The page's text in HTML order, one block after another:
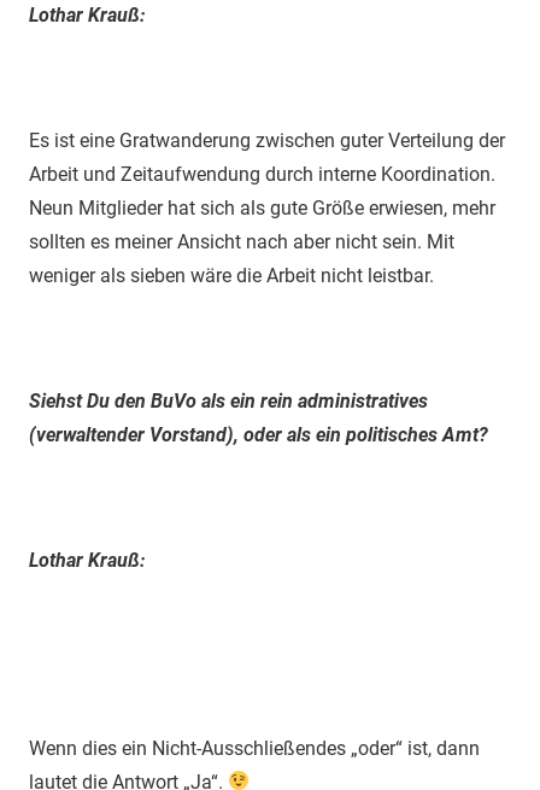
Lothar Krauß:
Es ist eine Gratwanderung zwischen guter Verteilung der
Arbeit und Zeitaufwendung durch interne Koordination.
Neun Mitglieder hat sich als gute Größe erwiesen, mehr
sollten es meiner Ansicht nach aber nicht sein. Mit
weniger als sieben wäre die Arbeit nicht leistbar.
Siehst Du den BuVo als ein rein administratives
(verwaltender Vorstand), oder als ein politisches Amt?
Lothar Krauß:
Wenn dies ein Nicht-Ausschließendes „oder“ ist, dann
lautet die Antwort „Ja“.